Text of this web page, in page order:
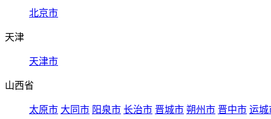
北京市
天津
天津市
山西省
太原市 大同市 阳泉市 长治市 晋城市 朔州市 晋中市 运城